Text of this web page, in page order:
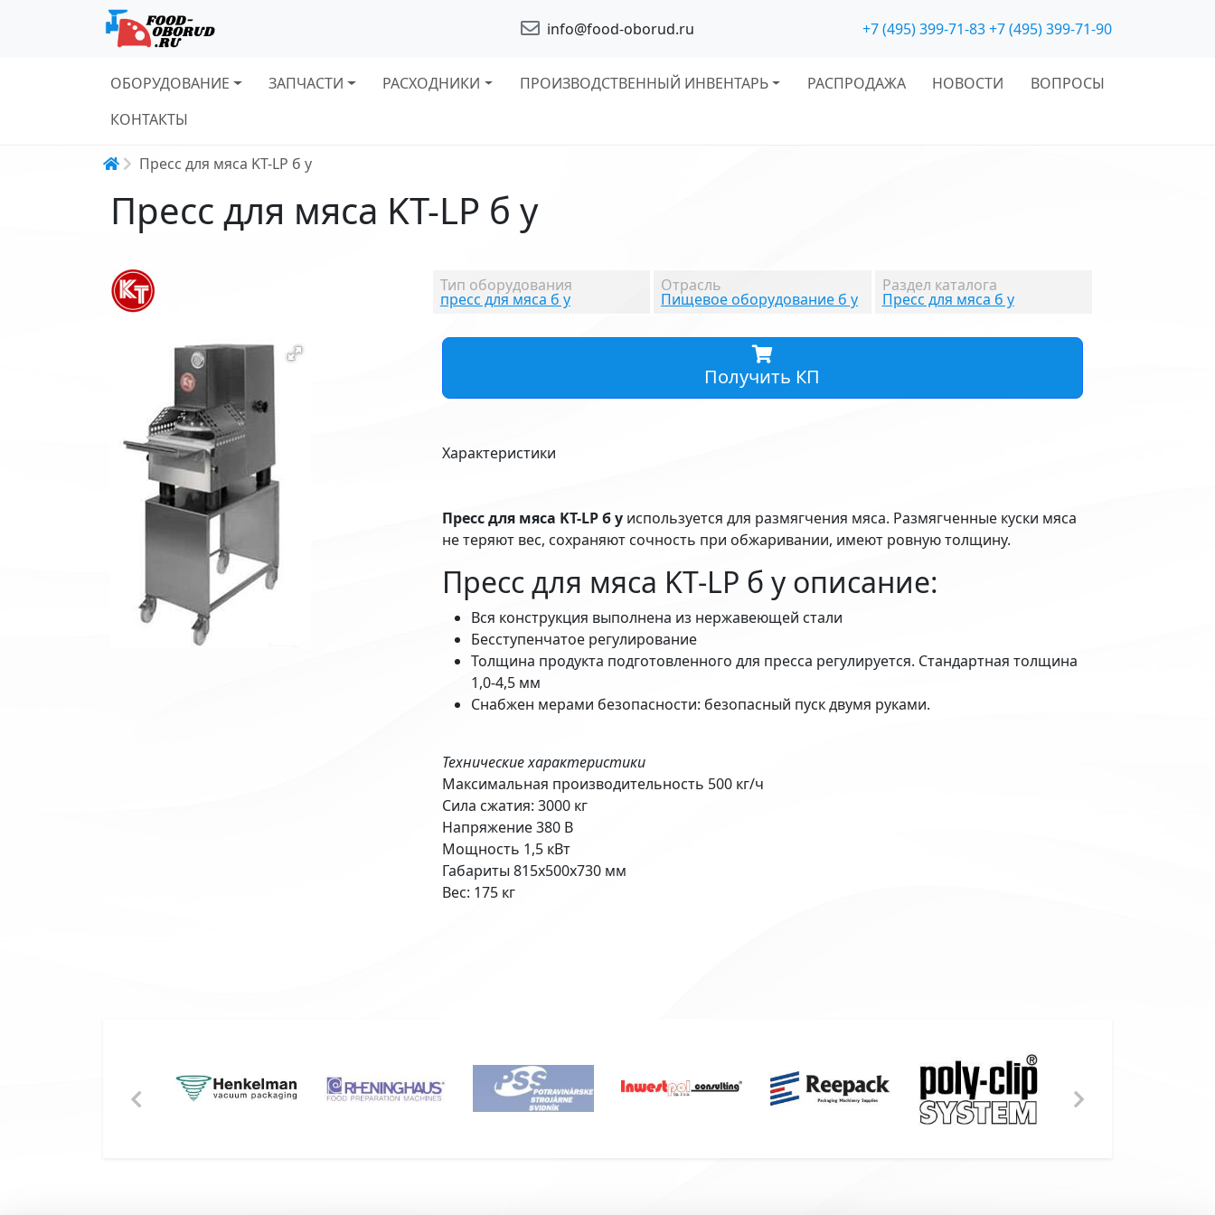
info@food-oborud.ru +7 (495) 399-71-83+7 (495) 399-71-90
Основная навигация
ОБОРУДОВАНИЕ ЗАПЧАСТИ РАСХОДНИКИ ПРОИЗВОДСТВЕННЫЙ ИНВЕНТАРЬ РАСПРОДАЖА НОВОСТИ
ВОПРОСЫ
КОНТАКТЫ
Строка навигации
Пресс для мяса KT-LP б у
Пресс для мяса KT-LP б у
Тип оборудования
пресс для мяса б у
Отрасль
Пищевое оборудование б у
Раздел каталога
Пресс для мяса б у
Получить КП
Характеристики
Пресс для мяса KT-LP б у используется для размягчения мяса. Размягченные куски мяса
не теряют вес, сохраняют сочность при обжаривании, имеют ровную толщину.
Пресс для мяса KT-LP б у описание:
Вся конструкция выполнена из нержавеющей стали
Бесступенчатое регулирование
Толщина продукта подготовленного для пресса регулируется. Стандартная толщина
1,0-4,5 мм
Снабжен мерами безопасности: безопасный пуск двумя руками.
Технические характеристики
Максимальная производительность 500 кг/ч
Сила сжатия: 3000 кг
Напряжение 380 В
Мощность 1,5 кВт
Габариты 815х500х730 мм
Вес: 175 кг